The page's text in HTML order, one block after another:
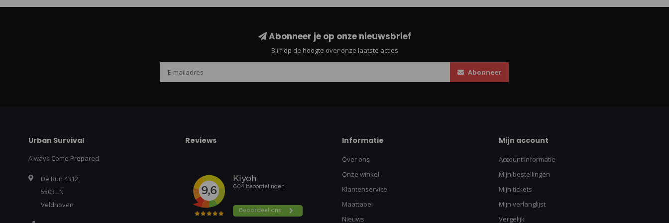
Abonneer je op onze nieuwsbrief
Blijf op de hoogte over onze laatste acties
Abonneer
Urban Survival
Always Come Prepared
De Run 4312
5503 LN
Veldhoven
Reviews Informatie
Over ons
Onze winkel
Klantenservice
Maattabel
Nieuws
Mijn account
Account informatie
Mijn bestellingen
Mijn tickets
Mijn verlanglijst
Vergelijk